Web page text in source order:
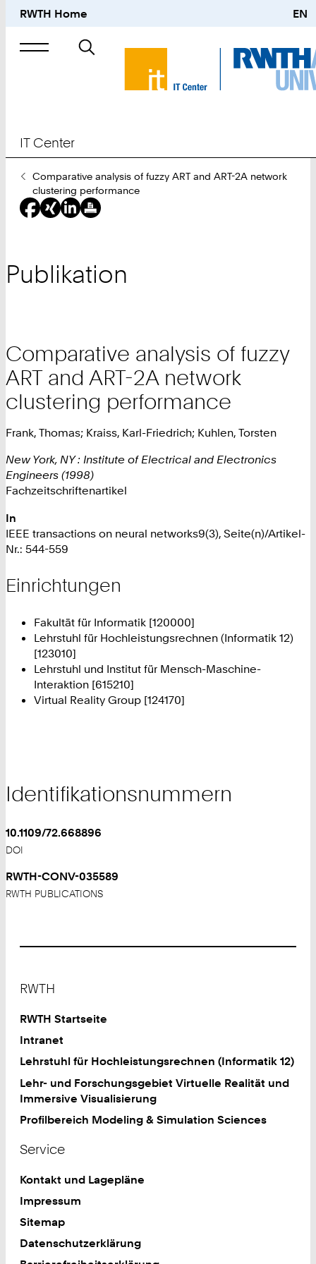
RWTH Home EN
Suche
nach
IT Center
Sie
sind
hier:
Comparative analysis of fuzzy ART and ART-2A network
clustering performance
Publikation
Comparative analysis of fuzzy
ART and ART-2A network
clustering performance
Frank, Thomas; Kraiss, Karl-Friedrich; Kuhlen, Torsten
New York, NY : Institute of Electrical and Electronics
Engineers (1998)
Fachzeitschriftenartikel
In
IEEE transactions on neural networks9(3), Seite(n)/Artikel-
Nr.: 544-559
Einrichtungen
Fakultät für Informatik [120000]
Lehrstuhl für Hochleistungsrechnen (Informatik 12)
[123010]
Lehrstuhl und Institut für Mensch-Maschine-
Interaktion [615210]
Virtual Reality Group [124170]
Identifikationsnummern
10.1109/72.668896
DOI
RWTH-CONV-035589
RWTH PUBLICATIONS
RWTH
RWTH Startseite
Intranet
Lehrstuhl für Hochleistungsrechnen (Informatik 12)
Lehr- und Forschungsgebiet Virtuelle Realität und
Immersive Visualisierung
Profilbereich Modeling & Simulation Sciences
Service
Kontakt und Lagepläne
Impressum
Sitemap
Datenschutzerklärung